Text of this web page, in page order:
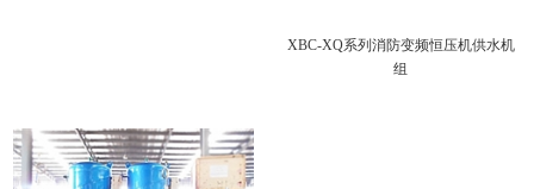
XBC-XQ系列消防变频恒压机供水机
组